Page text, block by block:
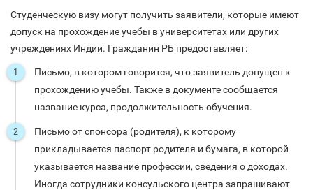
Студенческую визу могут получить заявители, которые имеют
допуск на прохождение учебы в университетах или других
учреждениях Индии. Гражданин РБ предоставляет:
Письмо, в котором говорится, что заявитель допущен к
прохождению учебы. Также в документе сообщается
название курса, продолжительность обучения.
Письмо от спонсора (родителя), к которому
прикладывается паспорт родителя и бумага, в которой
указывается название профессии, сведения о доходах.
Иногда сотрудники консульского центра запрашивают